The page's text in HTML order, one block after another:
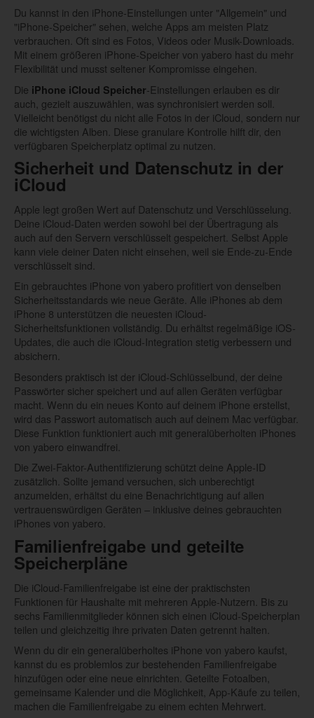
Du kannst in den iPhone-Einstellungen unter "Allgemein" und
"iPhone-Speicher" sehen, welche Apps am meisten Platz
verbrauchen. Oft sind es Fotos, Videos oder Musik-Downloads.
Mit einem größeren iPhone-Speicher von yabero hast du mehr
Flexibilität und musst seltener Kompromisse eingehen.
Die iPhone iCloud Speicher-Einstellungen erlauben es dir
auch, gezielt auszuwählen, was synchronisiert werden soll.
Vielleicht benötigst du nicht alle Fotos in der iCloud, sondern nur
die wichtigsten Alben. Diese granulare Kontrolle hilft dir, den
verfügbaren Speicherplatz optimal zu nutzen.
Sicherheit und Datenschutz in der
iCloud
Apple legt großen Wert auf Datenschutz und Verschlüsselung.
Deine iCloud-Daten werden sowohl bei der Übertragung als
auch auf den Servern verschlüsselt gespeichert. Selbst Apple
kann viele deiner Daten nicht einsehen, weil sie Ende-zu-Ende
verschlüsselt sind.
Ein gebrauchtes iPhone von yabero profitiert von denselben
Sicherheitsstandards wie neue Geräte. Alle iPhones ab dem
iPhone 8 unterstützen die neuesten iCloud-
Sicherheitsfunktionen vollständig. Du erhältst regelmäßige iOS-
Updates, die auch die iCloud-Integration stetig verbessern und
absichern.
Besonders praktisch ist der iCloud-Schlüsselbund, der deine
Passwörter sicher speichert und auf allen Geräten verfügbar
macht. Wenn du ein neues Konto auf deinem iPhone erstellst,
wird das Passwort automatisch auch auf deinem Mac verfügbar.
Diese Funktion funktioniert auch mit generalüberholten iPhones
von yabero einwandfrei.
Die Zwei-Faktor-Authentifizierung schützt deine Apple-ID
zusätzlich. Sollte jemand versuchen, sich unberechtigt
anzumelden, erhältst du eine Benachrichtigung auf allen
vertrauenswürdigen Geräten – inklusive deines gebrauchten
iPhones von yabero.
Familienfreigabe und geteilte
Speicherpläne
Die iCloud-Familienfreigabe ist eine der praktischsten
Funktionen für Haushalte mit mehreren Apple-Nutzern. Bis zu
sechs Familienmitglieder können sich einen iCloud-Speicherplan
teilen und gleichzeitig ihre privaten Daten getrennt halten.
Wenn du dir ein generalüberholtes iPhone von yabero kaufst,
kannst du es problemlos zur bestehenden Familienfreigabe
hinzufügen oder eine neue einrichten. Geteilte Fotoalben,
gemeinsame Kalender und die Möglichkeit, App-Käufe zu teilen,
machen die Familienfreigabe zu einem echten Mehrwert.